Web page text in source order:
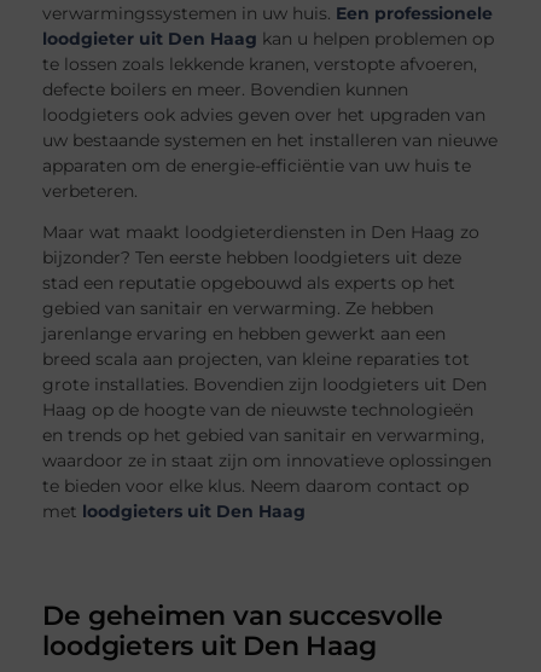
verwarmingssystemen in uw huis. Een professionele
loodgieter uit Den Haag kan u helpen problemen op
te lossen zoals lekkende kranen, verstopte afvoeren,
defecte boilers en meer. Bovendien kunnen
loodgieters ook advies geven over het upgraden van
uw bestaande systemen en het installeren van nieuwe
apparaten om de energie-efficiëntie van uw huis te
verbeteren.
Maar wat maakt loodgieterdiensten in Den Haag zo
bijzonder? Ten eerste hebben loodgieters uit deze
stad een reputatie opgebouwd als experts op het
gebied van sanitair en verwarming. Ze hebben
jarenlange ervaring en hebben gewerkt aan een
breed scala aan projecten, van kleine reparaties tot
grote installaties. Bovendien zijn loodgieters uit Den
Haag op de hoogte van de nieuwste technologieën
en trends op het gebied van sanitair en verwarming,
waardoor ze in staat zijn om innovatieve oplossingen
te bieden voor elke klus. Neem daarom contact op
met loodgieters uit Den Haag
De geheimen van succesvolle
loodgieters uit Den Haag